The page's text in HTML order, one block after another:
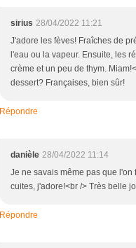
sirius 28/04/2022 11:21
J'adore les fèves! Fraîches de
l'eau ou la vapeur. Ensuite, les
crème et un peu de thym.
dessert? Françaises, bien sûr!
Répondre
danièle 28/04/2022 11:14
Je ne savais même pas que l'on
cuites, j'adore!<br /> Très belle
Répondre